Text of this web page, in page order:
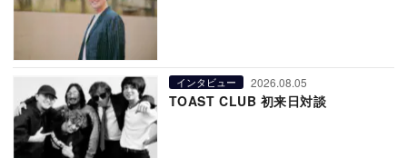
インタビュー 2026.08.05
TOAST CLUB 初来日対談